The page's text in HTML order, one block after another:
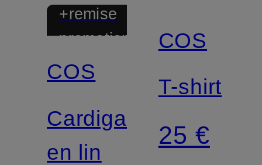
+remise
promotionnelle
COS
Cardigan
en lin
COS
T-shirt
25 €